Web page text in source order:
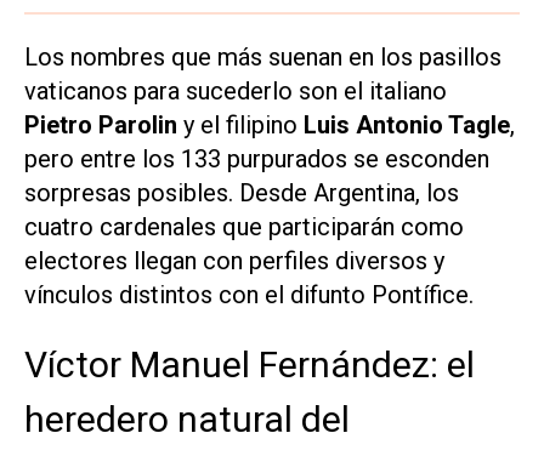
Los nombres que más suenan en los pasillos
vaticanos para sucederlo son el italiano
Pietro Parolin y el filipino Luis Antonio Tagle,
pero entre los 133 purpurados se esconden
sorpresas posibles. Desde Argentina, los
cuatro cardenales que participarán como
electores llegan con perfiles diversos y
vínculos distintos con el difunto Pontífice.
Víctor Manuel Fernández: el
heredero natural del